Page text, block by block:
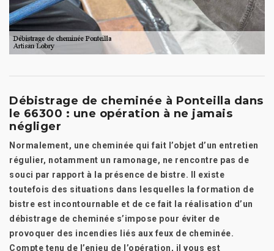
Débistrage de cheminée à Ponteilla dans
le 66300 : une opération à ne jamais
négliger
Normalement, une cheminée qui fait l’objet d’un entretien
régulier, notamment un ramonage, ne rencontre pas de
souci par rapport à la présence de bistre. Il existe
toutefois des situations dans lesquelles la formation de
bistre est incontournable et de ce fait la réalisation d’un
débistrage de cheminée s’impose pour éviter de
provoquer des incendies liés aux feux de cheminée.
Compte tenu de l’enjeu de l’opération, il vous est